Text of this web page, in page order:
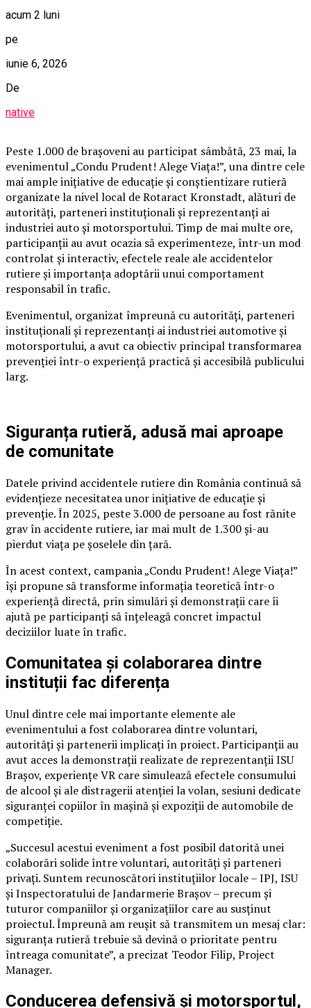
acum 2 luni
pe
iunie 6, 2026
De
native
Peste 1.000 de brașoveni au participat sâmbătă, 23 mai, la
evenimentul „Condu Prudent! Alege Viața!”, una dintre cele
mai ample inițiative de educație și conștientizare rutieră
organizate la nivel local de Rotaract Kronstadt, alături de
autorități, parteneri instituționali și reprezentanți ai
industriei auto și motorsportului. Timp de mai multe ore,
participanții au avut ocazia să experimenteze, într-un mod
controlat și interactiv, efectele reale ale accidentelor
rutiere și importanța adoptării unui comportament
responsabil în trafic.
Evenimentul, organizat împreună cu autorități, parteneri
instituționali și reprezentanți ai industriei automotive și
motorsportului, a avut ca obiectiv principal transformarea
prevenției într-o experiență practică și accesibilă publicului
larg.
Siguranța rutieră, adusă mai aproape
de comunitate
Datele privind accidentele rutiere din România continuă să
evidențieze necesitatea unor inițiative de educație și
prevenție. În 2025, peste 3.000 de persoane au fost rănite
grav în accidente rutiere, iar mai mult de 1.300 și-au
pierdut viața pe șoselele din țară.
În acest context, campania „Condu Prudent! Alege Viața!”
își propune să transforme informația teoretică într-o
experiență directă, prin simulări și demonstrații care îi
ajută pe participanți să înțeleagă concret impactul
deciziilor luate în trafic.
Comunitatea și colaborarea dintre
instituții fac diferența
Unul dintre cele mai importante elemente ale
evenimentului a fost colaborarea dintre voluntari,
autorități și partenerii implicați în proiect. Participanții au
avut acces la demonstrații realizate de reprezentanții ISU
Brașov, experiențe VR care simulează efectele consumului
de alcool și ale distragerii atenției la volan, sesiuni dedicate
siguranței copiilor în mașină și expoziții de automobile de
competiție.
„Succesul acestui eveniment a fost posibil datorită unei
colaborări solide între voluntari, autorități și parteneri
privați. Suntem recunoscători instituțiilor locale – IPJ, ISU
și Inspectoratului de Jandarmerie Brașov – precum și
tuturor companiilor și organizațiilor care au susținut
proiectul. Împreună am reușit să transmitem un mesaj clar:
siguranța rutieră trebuie să devină o prioritate pentru
întreaga comunitate”, a precizat Teodor Filip, Project
Manager.
Conducerea defensivă și motorsportul,